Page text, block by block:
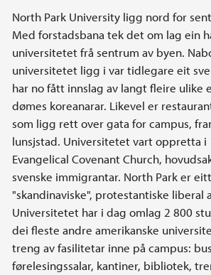
North Park University ligg nord for
Med forstadsbana tek det om lag ein
universitetet frå sentrum av byen.
universitetet ligg i var tidlegare eit
har no fått innslag av langt fleire ulike
dømes koreanarar. Likevel er
som ligg rett over gata for campus,
lunsjstad. Universitetet vart oppretta i
Evangelical Covenant Church,
svenske immigrantar. North Park er
"skandinaviske", protestantiske liberal
Universitetet har i dag omlag 2 800
dei fleste andre amerikanske
treng av fasilitetar inne på campus:
førelesingssalar, kantiner, bibliotek,